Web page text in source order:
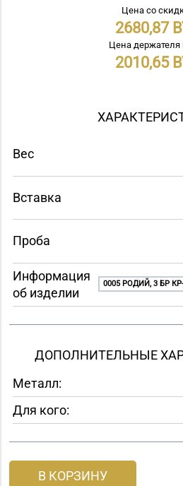
Цена со
2680,87
Цена держателя
2010,65
Вес
Вставка
Проба
Информация
об изделии
0005 РОДИЙ, 3 БР
ДОПОЛНИТЕЛЬНЫЕ
Металл:
Для кого:
В КОРЗИНУ